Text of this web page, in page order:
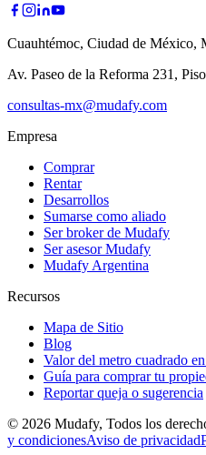
Cuauhtémoc, Ciudad de México,
Av. Paseo de la Reforma 231,
consultas-mx@mudafy.com
Empresa
Comprar
Rentar
Desarrollos
Sumarse como aliado
Ser broker de Mudafy
Ser asesor Mudafy
Mudafy Argentina
Recursos
Mapa de Sitio
Blog
Valor del metro cuadrado
Guía para comprar tu
Reportar queja o sugerencia
© 2026 Mudafy, Todos los
y condicionesAviso de privacidad